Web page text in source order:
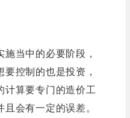
当中的必要阶段，
控制的也是投资，
计算要专门的造价工
会有一定的误差。